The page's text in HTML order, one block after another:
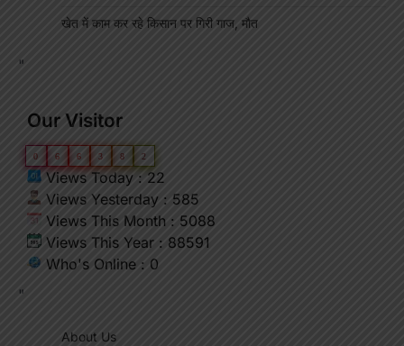
खेत में काम कर रहे किसान पर गिरी गाज, मौत
"
Our Visitor
0 6 6 3 8 2
Views Today : 22
Views Yesterday : 585
Views This Month : 5088
Views This Year : 88591
Who's Online : 0
"
About Us